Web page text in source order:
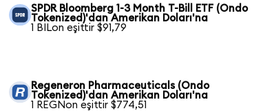
SPDR Bloomberg 1-3 Month T-Bill ETF (Ondo
Tokenized)'dan Amerikan Doları'na
1 BILon eşittir $91,79
Regeneron Pharmaceuticals (Ondo
Tokenized)'dan Amerikan Doları'na
1 REGNon eşittir $774,51